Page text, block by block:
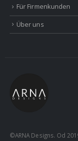
Für Firmenkunden
Über uns
©ARNA Designs. Od